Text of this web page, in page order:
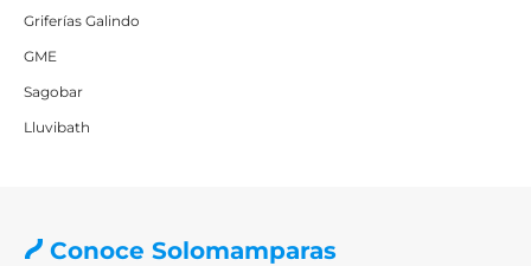
Griferías Galindo
GME
Sagobar
Lluvibath
Conoce Solomamparas